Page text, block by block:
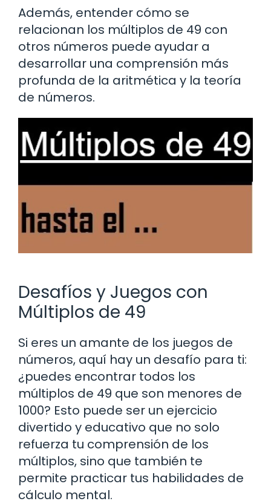
Además, entender cómo se
relacionan los múltiplos de 49 con
otros números puede ayudar a
desarrollar una comprensión más
profunda de la aritmética y la teoría
de números.
Desafíos y Juegos con
Múltiplos de 49
Si eres un amante de los juegos de
números, aquí hay un desafío para ti:
¿puedes encontrar todos los
múltiplos de 49 que son menores de
1000? Esto puede ser un ejercicio
divertido y educativo que no solo
refuerza tu comprensión de los
múltiplos, sino que también te
permite practicar tus habilidades de
cálculo mental.